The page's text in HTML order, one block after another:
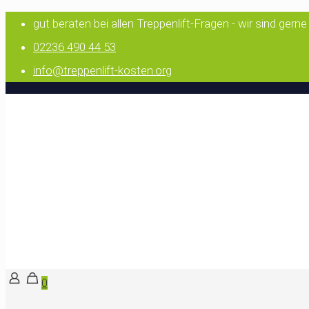
gut beraten bei allen Treppenlift-Fragen - wir sind
02236 490 44 53
info@treppenlift-kosten.org
0